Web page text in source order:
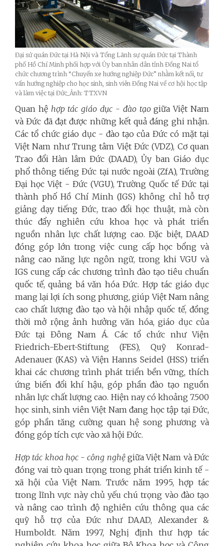
Đại sứ quán Đức tại Hà Nội và Tổng Lãnh sự quán Đức tại Thành
phố Hồ Chí Minh phối hợp với Ủy ban nhân dân tỉnh Đồng Nai tổ
chức chương trình “Chuyến xe hướng nghiệp Đức” nhằm kết nối, tư
vấn hướng nghiệp cho học sinh, sinh viên Đồng Nai về cơ hội học tập
và làm việc tại Đức_Ảnh: TTXVN
Quan hệ hợp tác giáo dục - đào tạogiữa Việt Nam
và Đức đã đạt được những kết quả đáng ghi nhận.
Các tổ chức giáo dục - đào tạo của Đức có mặt tại
Việt Nam như Trung tâm Việt Đức (VDZ), Cơ quan
Trao đổi Hàn lâm Đức (DAAD), Ủy ban Giáo dục
phổ thông tiếng Đức tại nước ngoài (ZfA), Trường
Đại học Việt - Đức (VGU), Trường Quốc tế Đức tại
thành phố Hồ Chí Minh (IGS) không chỉ hỗ trợ
giảng dạy tiếng Đức, trao đổi học thuật, mà còn
thúc đẩy nghiên cứu khoa học và phát triển
nguồn nhân lực chất lượng cao. Đặc biệt, DAAD
đóng góp lớn trong việc cung cấp học bổng và
nâng cao năng lực ngôn ngữ, trong khi VGU và
IGS cung cấp các chương trình đào tạo tiêu chuẩn
quốc tế, quảng bá văn hóa Đức. Hợp tác giáo dục
mang lại lợi ích song phương, giúp Việt Nam nâng
cao chất lượng đào tạo và hội nhập quốc tế, đồng
thời mở rộng ảnh hưởng văn hóa, giáo dục của
Đức tại Đông Nam Á. Các tổ chức như Viện
Friedrich-Ebert-Stiftung (FES), Quỹ Konrad-
Adenauer (KAS) và Viện Hanns Seidel (HSS) triển
khai các chương trình phát triển bền vững, thích
ứng biến đổi khí hậu, góp phần đào tạo nguồn
nhân lực chất lượng cao. Hiện nay có khoảng 7.500
học sinh, sinh viên Việt Nam đang học tập tại Đức,
góp phần tăng cường quan hệ song phương và
đóng góp tích cực vào xã hội Đức.
Hợp tác khoa học - công nghệgiữa Việt Nam và Đức
đóng vai trò quan trọng trong phát triển kinh tế -
xã hội của Việt Nam. Trước năm 1995, hợp tác
trong lĩnh vực này chủ yếu chú trọng vào đào tạo
và nâng cao trình độ nghiên cứu thông qua các
quỹ hỗ trợ của Đức như DAAD, Alexander &
Humboldt. Năm 1997, Nghị định thư hợp tác